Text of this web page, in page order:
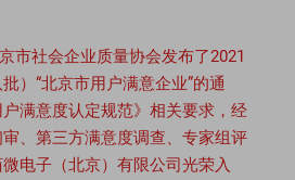
市社会企业质量协会发布了2021
）“北京市用户满意企业”的通
满意度认定规范》相关要求，经
、第三方满意度调查、专家组评
电子（北京）有限公司光荣入